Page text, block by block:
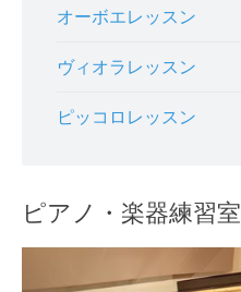
オーボエレッスン
ヴィオラレッスン
ピッコロレッスン
ピアノ・楽器練習室